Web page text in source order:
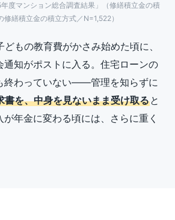
度マンション総合調査結果」（修繕積立金の積
繕積立金の積立方式／N=1,522）
もの教育費がかさみ始めた頃に、
通知がポストに入る。住宅ローンの
終わっていない——管理を知らずに
書を、中身を見ないまま受け取ると
年金に変わる頃には、さらに重く